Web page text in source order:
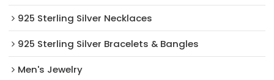
925 Sterling Silver Necklaces
925 Sterling Silver Bracelets & Bangles
Men's Jewelry